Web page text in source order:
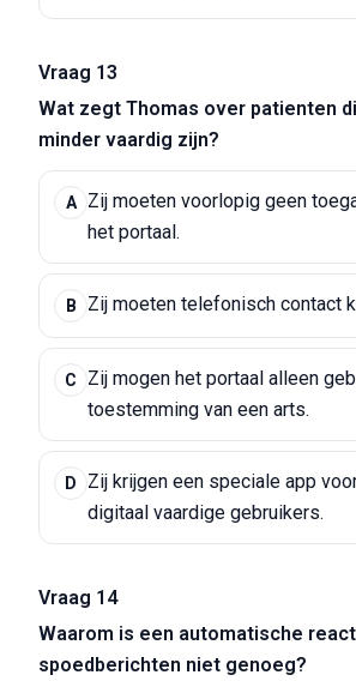
Vraag 13
Wat zegt Thomas over patienten
minder vaardig zijn?
A
Zij moeten voorlopig geen
het portaal.
B Zij moeten telefonisch contact
C
Zij mogen het portaal alleen
toestemming van een arts.
D
Zij krijgen een speciale app
digitaal vaardige gebruikers.
Vraag 14
Waarom is een automatische
spoedberichten niet genoeg?